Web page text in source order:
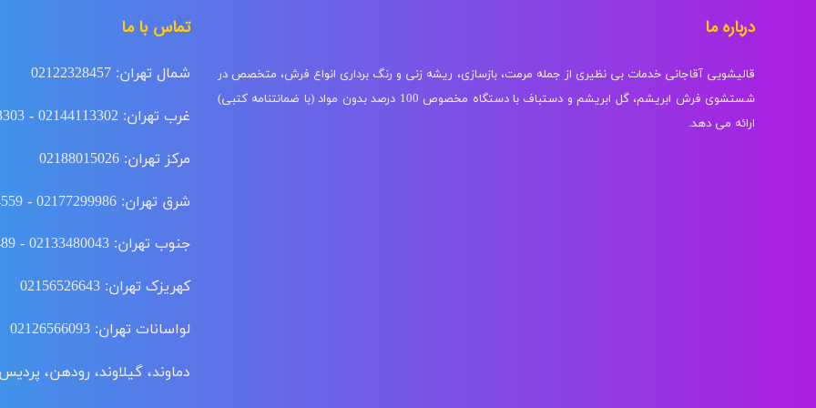
درباره ما
قالیشویی آقاجانی خدمات بی نظیری از جمله مرمت، بازسازی، ریشه زنی و رنگ برداری انواع فرش، متخصص در
شستشوی فرش ابریشم، گل ابریشم و دستباف با دستگاه مخصوص 100 درصد بدون مواد (با ضمانتنامه کتبی)
ارائه می دهد.
تماس با ما
شمال تهران: 02122328457
غرب تهران: 02144113302 - 02144113303
مرکز تهران: 02188015026
شرق تهران: 02177299986 - 02177294559
جنوب تهران: 02133480043 - 02155915489 - 02166350516
کهریزک تهران: 02156526643
لواسانات تهران: 02126566093
دماوند، گیلاوند، رودهن، پردیس: 02176342188 - 02176343188 -